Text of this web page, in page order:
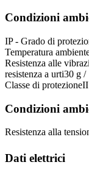
Condizioni
IP - Grado di
Temperatura
Resistenza alle
resistenza a urti30 g /
Classe di protezioneII
Condizioni
Resistenza alla
Dati elettrici